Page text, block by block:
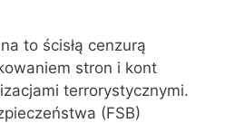
to ścisłą cenzurą
stron i kont
terrorystycznymi.
(FSB)